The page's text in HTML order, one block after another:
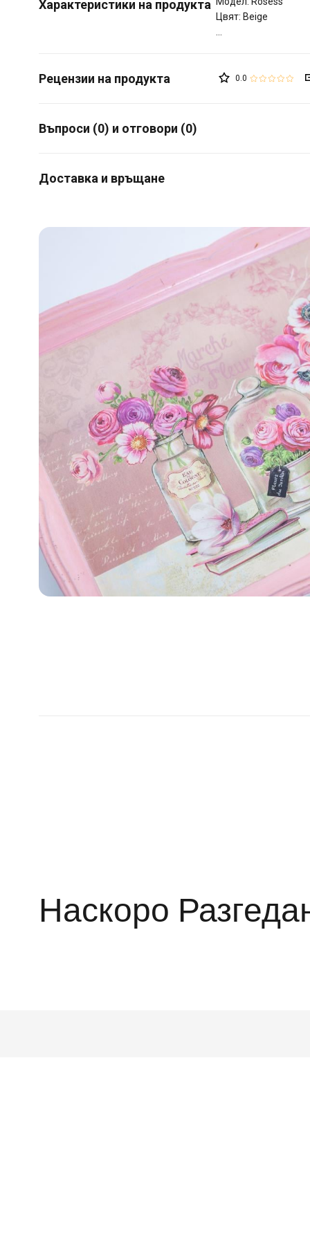
Характеристики на продукта
Цвят: Beige
0.0
Въпроси (0) и отговори (0)
Доставка и връщане
Наскоро